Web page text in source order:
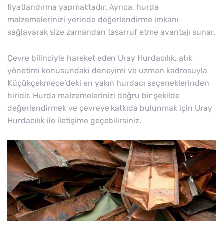
fiyatlandırma yapmaktadır. Ayrıca, hurda
malzemelerinizi yerinde değerlendirme imkanı
sağlayarak size zamandan tasarruf etme avantajı sunar.
Çevre bilinciyle hareket eden Uray Hurdacılık, atık
yönetimi konusundaki deneyimi ve uzman kadrosuyla
Küçükçekmece’deki en yakın hurdacı seçeneklerinden
biridir. Hurda malzemelerinizi doğru bir şekilde
değerlendirmek ve çevreye katkıda bulunmak için Uray
Hurdacılık ile iletişime geçebilirsiniz.